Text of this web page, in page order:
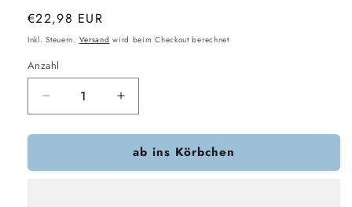
Normaler
Preis
€22,98 EUR
Inkl. Steuern. Versand wird beim Checkout berechnet
Anzahl
Verringere
die
Menge
Nylabone
Erhöhe
die
Menge
für
Nylabone
ab ins Körbchen